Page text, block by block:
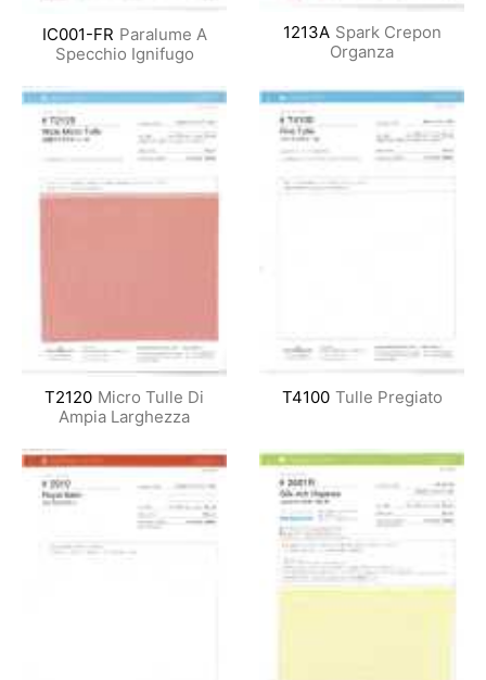
IC001-FR Paralume A
Specchio Ignifugo
1213A Spark Crepon
Organza
T2120 Micro Tulle Di
Ampia Larghezza
T4100 Tulle Pregiato